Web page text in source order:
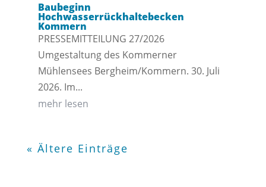
Baubeginn
Hochwasserrückhaltebecken
Kommern
PRESSEMITTEILUNG 27/2026
Umgestaltung des Kommerner
Mühlensees Bergheim/Kommern. 30. Juli
2026. Im...
mehr lesen
« Ältere Einträge